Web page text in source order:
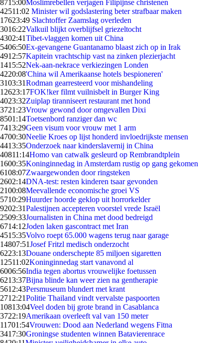
8715:00Moslimrebellen verjagen Filipijnse christenen
42511:02 Minister wil godslastering beter strafbaar maken
17623:49 Slachtoffer Zaamslag overleden
3016:22Valkuil blijkt overblijfsel griezeltocht
4302:41Tibet-vlaggen komen uit China
5406:50Ex-gevangene Guantanamo blaast zich op in Irak
4912:57Kapitein vrachtschip vast na zinken plezierjacht
1415:52Nek-aan-nekrace verkiezingen Londen
4220:08'China wil Amerikaanse hotels bespioneren'
3103:31Rodman gearresteerd voor mishandeling
12623:17FOK!ker filmt vuilnisbelt in Burger King
4023:32Zuiplap tiranniseert restaurant met hond
3721:23Vrouw gewond door omgevallen Dixi
8501:14Toetsenbord ranziger dan wc
7413:29Geen visum voor vrouw met 1 arm
4700:30Neelie Kroes op lijst honderd invloedrijkste mensen
4413:35Onderzoek naar kinderslavernij in China
40811:14Homo van catwalk gesleurd op Rembrandtplein
1600:35Koninginnedag in Amsterdam rustig op gang gekomen
6108:07Zwaargewonden door ringsteken
2602:14DNA-test: resten kinderen tsaar gevonden
2100:08Meevallende economische groei VS
5710:29Huurder hoorde geklop uit horrorkelder
9202:31Palestijnen accepteren voorstel vrede Israël
2509:33Journalisten in China met dood bedreigd
6714:12Joden laken gascontract met Iran
4515:35Volvo roept 65.000 wagens terug naar garage
14807:51Josef Fritzl medisch onderzocht
6223:13Douane onderschepte 85 miljoen sigaretten
12511:02Koninginnedag start vanavond al
6006:56India tegen abortus vrouwelijke foetussen
6213:37Bijna blinde kan weer zien na gentherapie
5612:43Persmuseum blundert met krant
2712:21Politie Thailand vindt vervalste paspoorten
10813:04Veel doden bij grote brand in Casablanca
3722:19Amerikaan overleeft val van 150 meter
11701:54Vrouwen: Dood aan Nederland wegens Fitna
3417:30Groningse studenten winnen Batavierenrace